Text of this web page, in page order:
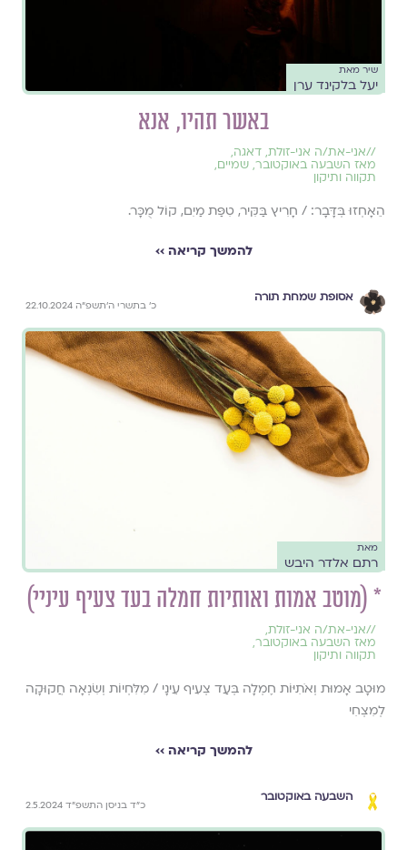
שיר מאת
יעל בלקינד ערן
באשר תהיו, אנא
//אני-את/ה אני-זולת, דאגה,
מאז השבעה באוקטובר, שמיים,
תקווה ותיקון
הֵאָחְזוּ בְּדָּבָר: / חָרִיץ בַּקִּיר, טִפַּת מַיִם, קוֹל מֻכָּר.
להמשך קריאה ››
אסופת שמחת תורה
כ׳ בתשרי ה׳תשפ״ה 22.10.2024
מאת
רתם אלדר היבש
* (מוטב אמות ואותיות חמלה בעד צעיף עיניי)
//אני-את/ה אני-זולת,
מאז השבעה באוקטובר,
תקווה ותיקון
מוּטָב אָמוּת וְאֹתִיּוֹת חֶמְלָה בְּעַד צְעִיף עֵינָי / מִלִּחְיוֹת וְשִׂנְאָה חֲקוּקָה
לְמִצְחִי
להמשך קריאה ››
השבעה באוקטובר
כ״ד בניסן התשפ״ד 2.5.2024